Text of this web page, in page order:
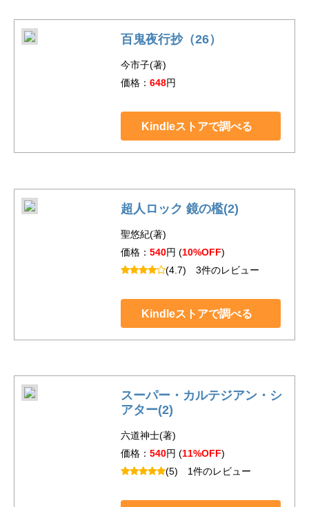
百鬼夜行抄（26）
今市子(著)
価格： 648円
Kindleストアで調べる
超人ロック 鏡の檻(2)
聖悠紀(著)
価格： 540円 (10%OFF)
(4.7) 3件のレビュー
Kindleストアで調べる
スーパー・カルテジアン・シ
アター(2)
六道神士(著)
価格： 540円 (11%OFF)
(5) 1件のレビュー